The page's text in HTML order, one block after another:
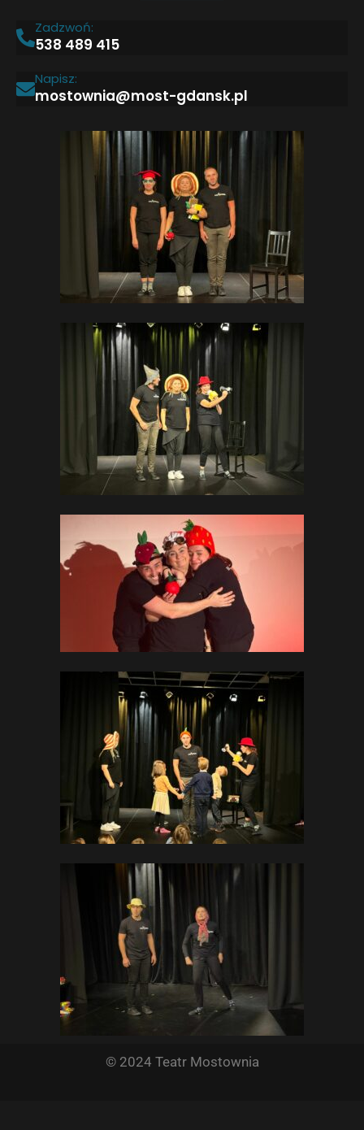
Zadzwoń:
538 489 415
Napisz:
mostownia@most-gdansk.pl
© 2024 Teatr Mostownia